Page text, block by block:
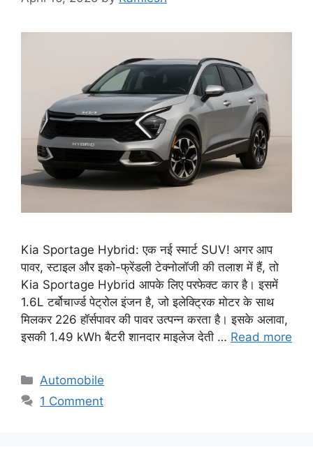
Kia Sportage Hybrid: एक नई स्मार्ट SUV! अगर आप
पावर, स्टाइल और इको-फ्रेंडली टेक्नोलॉजी की तलाश में हैं, तो
Kia Sportage Hybrid आपके लिए परफेक्ट कार है। इसमें
1.6L टर्बोचार्ज्ड पेट्रोल इंजन है, जो इलेक्ट्रिक मोटर के साथ
मिलकर 226 हॉर्सपावर की पावर उत्पन्न करता है। इसके अलावा,
इसकी 1.49 kWh बैटरी शानदार माइलेज देती … Read more
Categories
Automobile
1 Comment